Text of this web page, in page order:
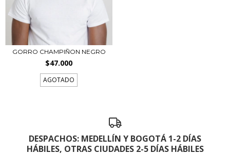
GORRO CHAMPIÑON NEGRO
$47.000
AGOTADO
DESPACHOS: MEDELLÍN Y BOGOTÁ 1-2 DÍAS
HÁBILES, OTRAS CIUDADES 2-5 DÍAS HÁBILES